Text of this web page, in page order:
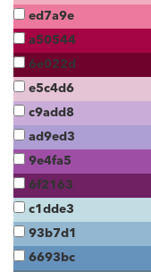
ed7a9e
a50544
6e022d
e5c4d6
c9add8
ad9ed3
9e4fa5
6f2163
c1dde3
93b7d1
6693bc